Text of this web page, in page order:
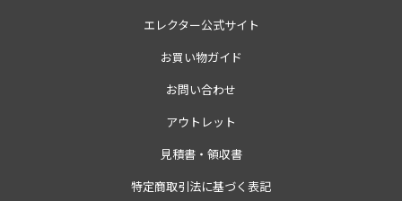
エレクター公式サイト
お買い物ガイド
お問い合わせ
アウトレット
見積書・領収書
特定商取引法に基づく表記